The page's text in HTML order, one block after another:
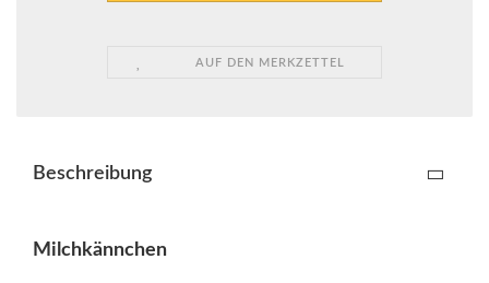
AUF DEN MERKZETTEL
Beschreibung
Milchkännchen